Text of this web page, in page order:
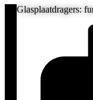
Glasplaatdragers: